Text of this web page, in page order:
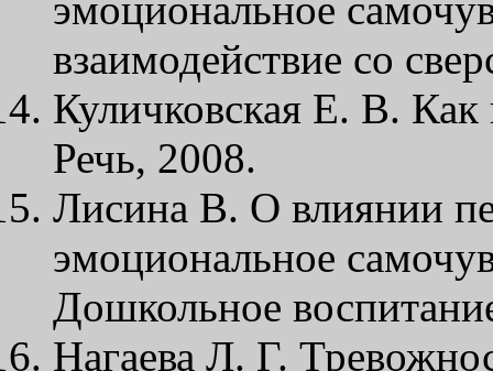
взаимодействие со
Куличковская Е. В.
Речь, 2008.
Лисина В. О влиянии
эмоциональное
Дошкольное
Нагаева Л. Г.